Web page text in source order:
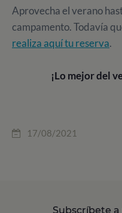
Aprovecha el verano
campamento. Todavía
realiza aquí tu reserva.
¡Lo mejor del
17/08/2021
Subscríbete